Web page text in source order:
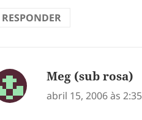
RESPONDER
Meg (sub rosa)
abril 15, 2006 às